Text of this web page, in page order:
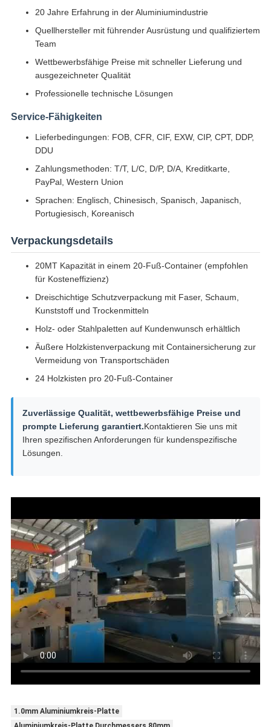
20 Jahre Erfahrung in der Aluminiumindustrie
Quellhersteller mit führender Ausrüstung und qualifiziertem
Team
Wettbewerbsfähige Preise mit schneller Lieferung und
ausgezeichneter Qualität
Professionelle technische Lösungen
Service-Fähigkeiten
Lieferbedingungen: FOB, CFR, CIF, EXW, CIP, CPT, DDP,
DDU
Zahlungsmethoden: T/T, L/C, D/P, D/A, Kreditkarte,
PayPal, Western Union
Sprachen: Englisch, Chinesisch, Spanisch, Japanisch,
Portugiesisch, Koreanisch
Verpackungsdetails
20MT Kapazität in einem 20-Fuß-Container (empfohlen
für Kosteneffizienz)
Dreischichtige Schutzverpackung mit Faser, Schaum,
Kunststoff und Trockenmitteln
Holz- oder Stahlpaletten auf Kundenwunsch erhältlich
Äußere Holzkistenverpackung mit Containersicherung zur
Vermeidung von Transportschäden
24 Holzkisten pro 20-Fuß-Container
Zuverlässige Qualität, wettbewerbsfähige Preise und
prompte Lieferung garantiert.Kontaktieren Sie uns mit
Ihren spezifischen Anforderungen für kundenspezifische
Lösungen.
1.0mm Aluminiumkreis-Platte